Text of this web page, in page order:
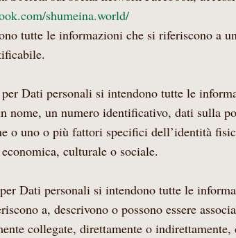
shumeina.world/
tutte le informazioni che si riferiscono a
Dati personali si intendono tutte le
nome, un numero identificativo, dati sulla
o uno o più fattori specifici dell’identità
culturale o sociale.
Dati personali si intendono tutte le
a, descrivono o possono essere
collegate, direttamente o indirettamente,